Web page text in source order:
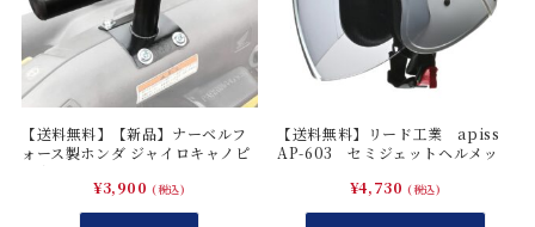
ン
グ
付
き
個
【送料無料】【新品】ナーベルフ
ォース製ホンダ ジャイロキャノピ
¥3,900 (税込)
【送料無料】リード工業 apiss
AP-603 セミジェットヘルメッ
¥4,730 (税込)